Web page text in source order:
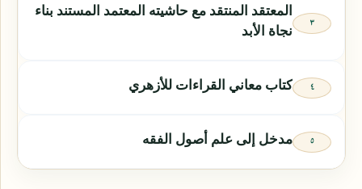
المعتقد المنتقد مع حاشيته المعتمد المستند بناء
نجاة الأبد
كتاب معاني القراءات للأزهري
مدخل إلى علم أصول الفقه